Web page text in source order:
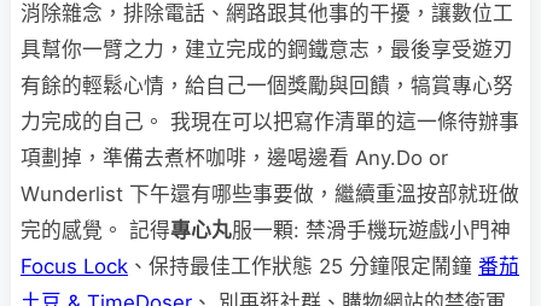
消除雜念，排除電話、網路跟其他事的干擾，讓數位工
具幫你一臂之力，建立完成的鋼鐵意志，最後享受遊刃
有餘的輕鬆心情，給自己一個獎勵與回饋，犒賞專心努
力完成的自己。 我現在可以把寫作清單的這一條待辦事
項劃掉，準備去煮杯咖啡，邊喝邊看 Any.Do or
Wunderlist 下午還有哪些事要做，繼續重溫按部就班做
完的感覺。 記得專心丸服一顆: 禁滑手機玩遊戲小門神
Focus Lock 、保持最佳工作狀態 25 分鐘限定鬧鐘 番茄